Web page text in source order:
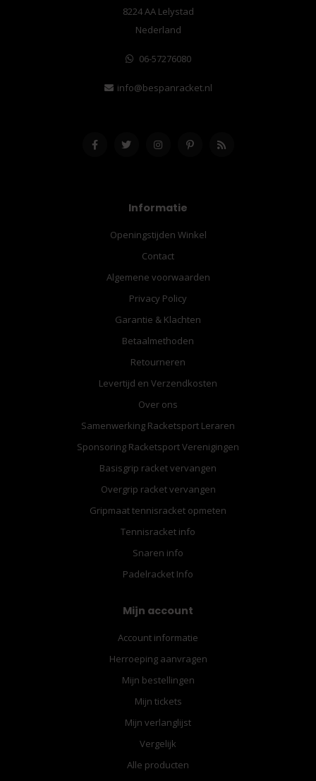
8224 AA Lelystad
Nederland
06-57276080
info@bespanracket.nl
Informatie
Openingstijden Winkel
Contact
Algemene voorwaarden
Privacy Policy
Garantie & Klachten
Betaalmethoden
Retourneren
Levertijd en Verzendkosten
Over ons
Samenwerking Racketsport Leraren
Sponsoring Racketsport Verenigingen
Basisgrip racket vervangen
Overgrip racket vervangen
Gripmaat tennisracket opmeten
Tennisracket info
Snaren info
Padelracket Info
Mijn account
Account informatie
Herroeping aanvragen
Mijn bestellingen
Mijn tickets
Mijn verlanglijst
Vergelijk
Alle producten